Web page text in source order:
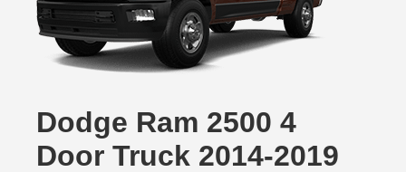
Dodge Ram 2500 4
Door Truck 2014-2019